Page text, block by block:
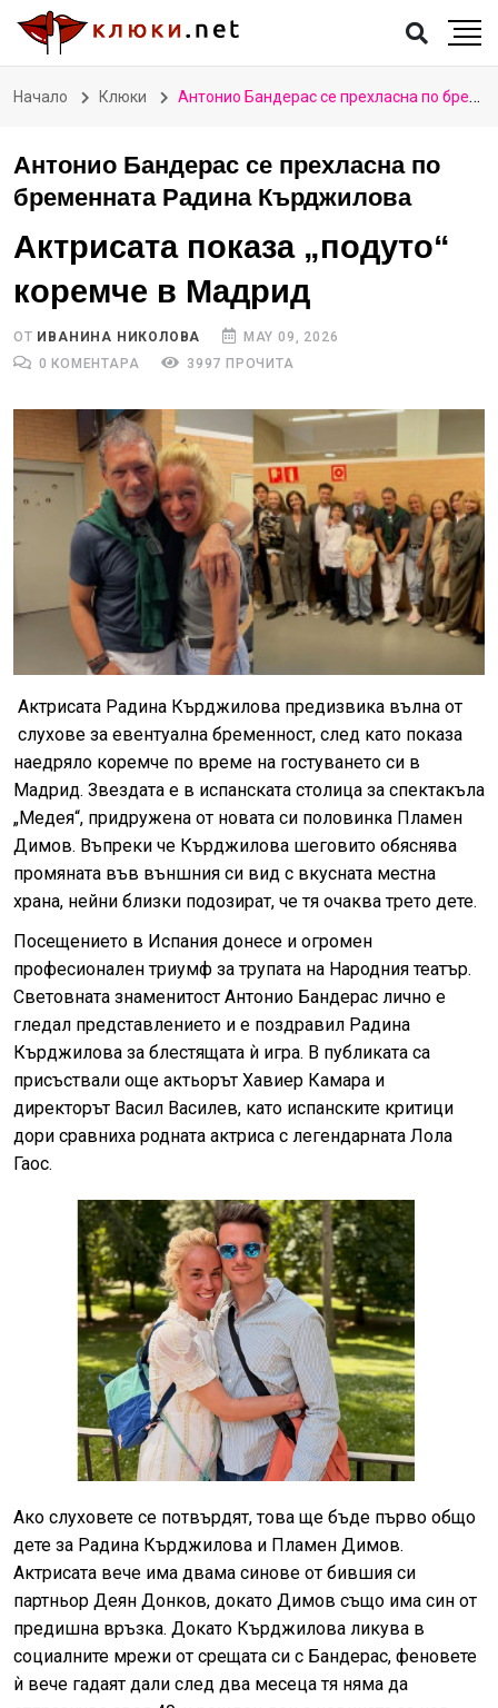
Начало Клюки Антонио Бандерас се прехласна по бременната Радина Кърджилова
Антонио Бандерас се прехласна по
бременната Радина Кърджилова
Актрисата показа „подуто“
коремче в Мадрид
ОТ ИВАНИНА НИКОЛОВА
MAY 09, 2026
0 КОМЕНТАРА
3997 ПРОЧИТА
Актрисата Радина Кърджилова предизвика вълна от
слухове за евентуална бременност, след като показа
наедряло коремче по време на гостуването си в
Мадрид. Звездата е в испанската столица за спектакъла
„Медея“, придружена от новата си половинка Пламен
Димов. Въпреки че Кърджилова шеговито обяснява
промяната във външния си вид с вкусната местна
храна, нейни близки подозират, че тя очаква трето дете.
Посещението в Испания донесе и огромен
професионален триумф за трупата на Народния театър.
Световната знаменитост Антонио Бандерас лично е
гледал представлението и е поздравил Радина
Кърджилова за блестящата ѝ игра. В публиката са
присъствали още актьорът Хавиер Камара и
директорът Васил Василев, като испанските критици
дори сравниха родната актриса с легендарната Лола
Гаос.
Ако слуховете се потвърдят, това ще бъде първо общо
дете за Радина Кърджилова и Пламен Димов.
Актрисата вече има двама синове от бившия си
партньор Деян Донков, докато Димов също има син от
предишна връзка. Докато Кърджилова ликува в
социалните мрежи от срещата си с Бандерас, феновете
ѝ вече гадаят дали след два месеца тя няма да